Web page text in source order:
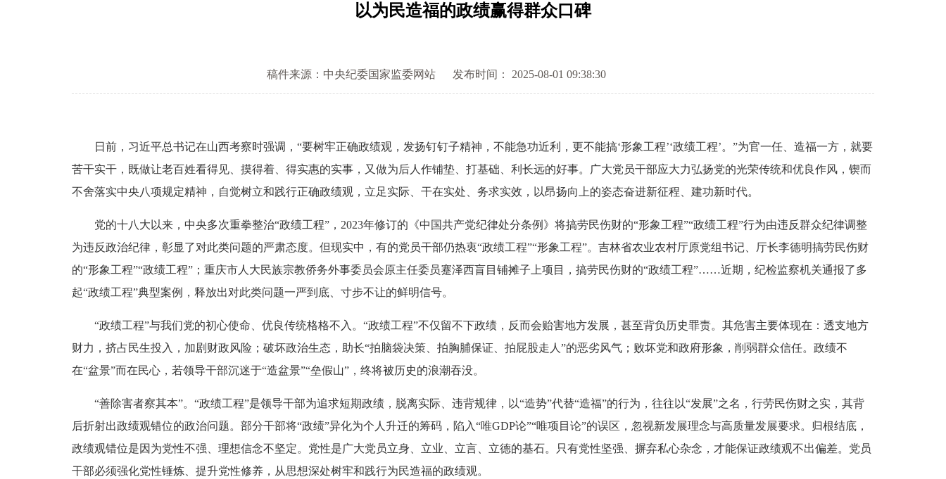
以为民造福的政绩赢得群众口碑
稿件来源：中央纪委国家监委网站 发布时间： 2025-08-01 09:38:30
日前，习近平总书记在山西考察时强调，“要树牢正确政绩观，发扬钉钉子精神，不能急功近利，更不能搞‘形象工程’‘政绩工程’。”为官一任、造福一方，就要
苦干实干，既做让老百姓看得见、摸得着、得实惠的实事，又做为后人作铺垫、打基础、利长远的好事。广大党员干部应大力弘扬党的光荣传统和优良作风，锲而
不舍落实中央八项规定精神，自觉树立和践行正确政绩观，立足实际、干在实处、务求实效，以昂扬向上的姿态奋进新征程、建功新时代。
党的十八大以来，中央多次重拳整治“政绩工程”，2023年修订的《中国共产党纪律处分条例》将搞劳民伤财的“形象工程”“政绩工程”行为由违反群众纪律调整
为违反政治纪律，彰显了对此类问题的严肃态度。但现实中，有的党员干部仍热衷“政绩工程”“形象工程”。吉林省农业农村厅原党组书记、厅长李德明搞劳民伤财
的“形象工程”“政绩工程”；重庆市人大民族宗教侨务外事委员会原主任委员蹇泽西盲目铺摊子上项目，搞劳民伤财的“政绩工程”……近期，纪检监察机关通报了多
起“政绩工程”典型案例，释放出对此类问题一严到底、寸步不让的鲜明信号。
“政绩工程”与我们党的初心使命、优良传统格格不入。“政绩工程”不仅留不下政绩，反而会贻害地方发展，甚至背负历史罪责。其危害主要体现在：透支地方
财力，挤占民生投入，加剧财政风险；破坏政治生态，助长“拍脑袋决策、拍胸脯保证、拍屁股走人”的恶劣风气；败坏党和政府形象，削弱群众信任。政绩不
在“盆景”而在民心，若领导干部沉迷于“造盆景”“垒假山”，终将被历史的浪潮吞没。
“善除害者察其本”。“政绩工程”是领导干部为追求短期政绩，脱离实际、违背规律，以“造势”代替“造福”的行为，往往以“发展”之名，行劳民伤财之实，其背
后折射出政绩观错位的政治问题。部分干部将“政绩”异化为个人升迁的筹码，陷入“唯GDP论”“唯项目论”的误区，忽视新发展理念与高质量发展要求。归根结底，
政绩观错位是因为党性不强、理想信念不坚定。党性是广大党员立身、立业、立言、立德的基石。只有党性坚强、摒弃私心杂念，才能保证政绩观不出偏差。党员
干部必须强化党性锤炼、提升党性修养，从思想深处树牢和践行为民造福的政绩观。